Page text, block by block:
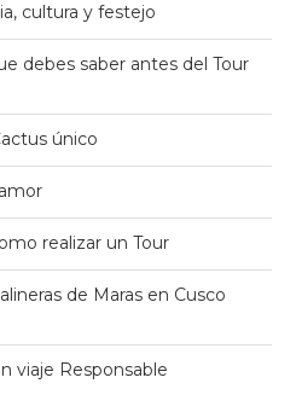
cultura y festejo
debes saber antes del Tour
único
realizar un Tour
de Maras en Cusco
viaje Responsable